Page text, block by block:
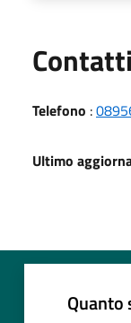
Contatti
Telefono :
Ultimo
Quanto